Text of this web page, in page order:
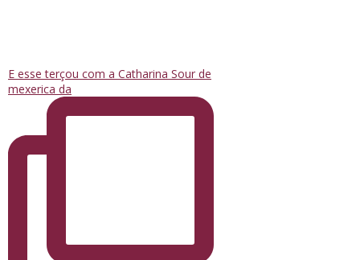
E esse terçou com a Catharina Sour de
mexerica da